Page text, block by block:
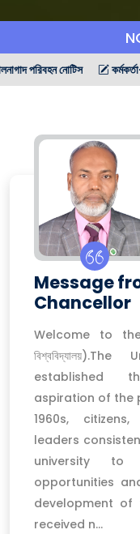
কর্মকর্তা-কর্মচারীদ্বয়কে
Message
Chancellor
Welcome to the
established
aspiration of the
1960s,
leaders
university to
opportunities
development of
received n...